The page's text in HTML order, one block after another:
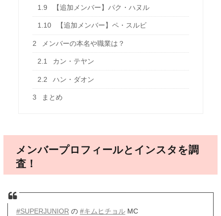
1.9 【追加メンバー】パク・ハヌル
1.10 【追加メンバー】ペ・スルビ
2 メンバーの本名や職業は？
2.1 カン・テヤン
2.2 ハン・ダオン
3 まとめ
メンバープロフィールとインスタを調
査！
#SUPERJUNIOR の #キムヒチョルMC